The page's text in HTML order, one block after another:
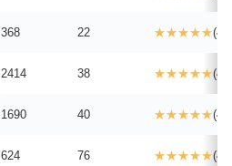
368 22 ★★★★★
2414 38 ★★★★★
1690 40 ★★★★★
624 76 ★★★★★